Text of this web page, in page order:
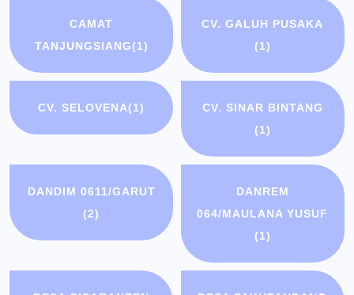
CAMAT
TANJUNGSIANG(1)
CV. GALUH PUSAKA
(1)
CV. SELOVENA(1)
CV. SINAR BINTANG
(1)
DANDIM 0611/GARUT
(2)
DANREM
064/MAULANA YUSUF
(1)